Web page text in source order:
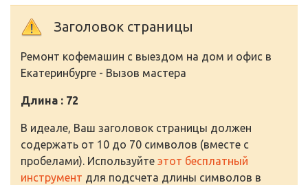
Заголовок страницы
Ремонт кофемашин с выездом на дом и офис в
Екатеринбурге - Вызов мастера
Длина : 72
В идеале, Ваш заголовок страницы должен
содержать от 10 до 70 символов (вместе с
пробелами). Используйте этот бесплатный
инструмент для подсчета длины символов в